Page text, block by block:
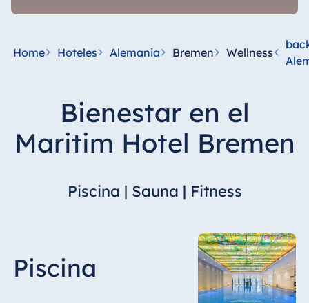
Hotel Bad
Wildungen
proArte Hotel
Berlin
Hotel Bremen
Hotel Frankfurt
Home Hoteles Alemania Bremen Wellness
Bienestar en el
Maritim Hotel Bremen
Piscina | Sauna | Fitness
Piscina